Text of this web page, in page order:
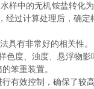
样中的无机铵盐转化
过计算处理后，确定
有非常好的相关性。
度、浊度、悬浮物影
笨重装置。
效控制，确保了较